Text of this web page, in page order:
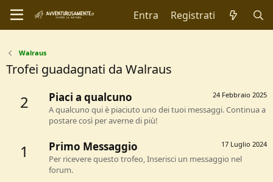
Entra Registrati
Walraus
Trofei guadagnati da Walraus
2 24 Febbraio 2025
Piaci a qualcuno
A qualcuno qui è piaciuto uno dei tuoi messaggi. Continua a
postare così per averne di più!
1 17 Luglio 2024
Primo Messaggio
Per ricevere questo trofeo, Inserisci un messaggio nel
forum.